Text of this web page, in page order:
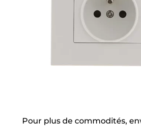
Pour plus de commodités,